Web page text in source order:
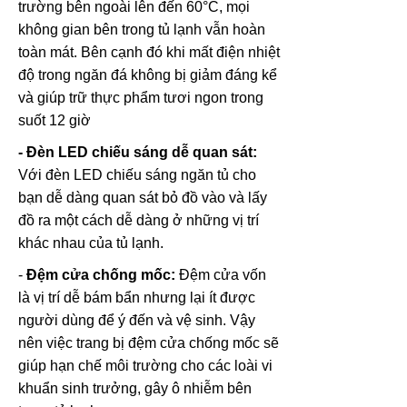
trường bên ngoài lên đến 60°C, mọi
không gian bên trong tủ lạnh vẫn hoàn
toàn mát. Bên cạnh đó khi mất điện nhiệt
độ trong ngăn đá không bị giảm đáng kể
và giúp trữ thực phẩm tươi ngon trong
suốt 12 giờ
- Đèn LED chiếu sáng dễ quan sát:
Với đèn LED chiếu sáng ngăn tủ cho
bạn dễ dàng quan sát bỏ đồ vào và lấy
đồ ra một cách dễ dàng ở những vị trí
khác nhau của tủ lạnh.
- Đệm cửa chống mốc: Đệm cửa vốn
là vị trí dễ bám bẩn nhưng lại ít được
người dùng để ý đến và vệ sinh. Vậy
nên việc trang bị đệm cửa chống mốc sẽ
giúp hạn chế môi trường cho các loài vi
khuẩn sinh trưởng, gây ô nhiễm bên